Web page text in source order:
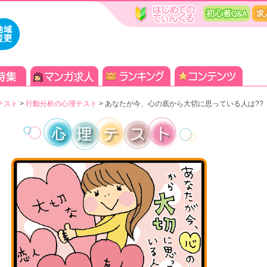
スト > 行動分析の心理テスト > あなたが今、心の底から大切に思っている人は??